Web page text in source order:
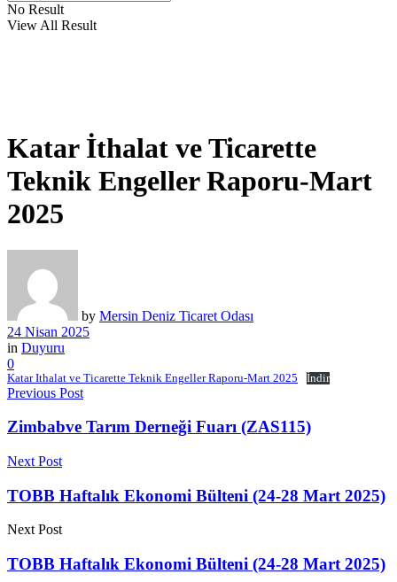
No Result
View All Result
Katar İthalat ve Ticarette
Teknik Engeller Raporu-Mart
2025
by Mersin Deniz Ticaret Odası
24 Nisan 2025
in Duyuru
0
Katar Ithalat ve Ticarette Teknik Engeller Raporu-Mart 2025 İndir
Previous Post
Zimbabve Tarım Derneği Fuarı (ZAS115)
Next Post
TOBB Haftalık Ekonomi Bülteni (24-28 Mart 2025)
Next Post
TOBB Haftalık Ekonomi Bülteni (24-28 Mart 2025)